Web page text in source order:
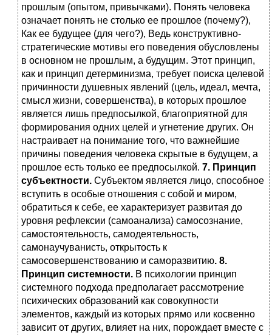
прошлым (опытом, привычками). Понять человека
означает понять не столько ее прошлое (почему?),
Как ее будущее (для чего?), Ведь конструктивно-
стратегические мотивы его поведения обусловлены
в основном не прошлым, а будущим. Этот принцип,
как и принцип детерминизма, требует поиска целевой
причинности душевных явлений (цель, идеал, мечта,
смысл жизни, совершенства), в которых прошлое
является лишь предпосылкой, благоприятной для
формирования одних целей и угнетение других. Он
настраивает на понимание того, что важнейшие
причины поведения человека скрытые в будущем, а
прошлое есть только ее предпосылкой. 7. Принцип
субъектности. Субъектом является лицо, способное
вступить в особые отношения с собой и миром,
обратиться к себе, ее характеризует развитая до
уровня рефлексии (самоанализа) самосознание,
самостоятельность, самодеятельность,
самонаучуванисть, открытость к
самосовершенствованию и саморазвитию. 8.
Принцип системности. В психологии принцип
системного подхода предполагает рассмотрение
психических образований как совокупности
элементов, каждый из которых прямо или косвенно
зависит от других, влияет на них, порождает вместе с